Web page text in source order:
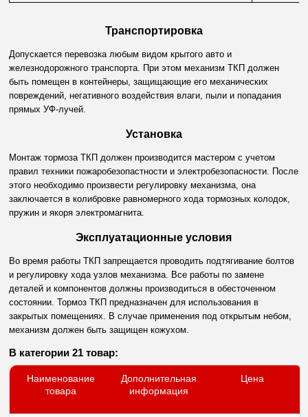
Транспортировка
Допускается перевозка любым видом крытого авто и
железнодорожного транспорта. При этом механизм ТКП должен
быть помещен в контейнеры, защищающие его механических
повреждений, негативного воздействия влаги, пыли и попадания
прямых УФ-лучей.
Установка
Монтаж тормоза ТКП должен производится мастером с учетом
правил техники пожаробезопастности и электробезопасности. После
этого необходимо произвести регулировку механизма, она
заключается в колибровке равномерного хода тормозных колодок,
пружин и якоря электромагнита.
Эксплуатационные условия
Во время работы ТКП запрещается проводить подтягивание болтов
и регулировку хода узлов механизма. Все работы по замене
деталей и компонентов должны производиться в обесточенном
состоянии. Тормоз ТКП предназначен для использования в
закрытых помещениях. В случае применения под открытым небом,
механизм должен быть защищен кожухом.
В категории 21 товар:
Наименование
товара
Дополнительная
информация
Цена